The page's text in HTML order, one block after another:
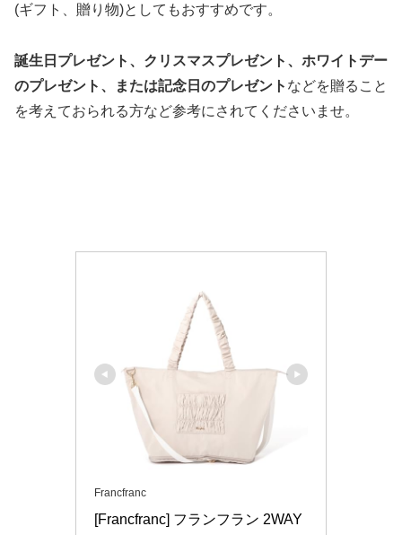
(ギフト、贈り物)としてもおすすめです。
誕生日プレゼント、クリスマスプレゼント、ホワイトデー
のプレゼント、または記念日のプレゼント などを贈ること
を考えておられる方など参考にされてくださいませ。
Francfranc
[Francfranc] フランフラン 2WAY